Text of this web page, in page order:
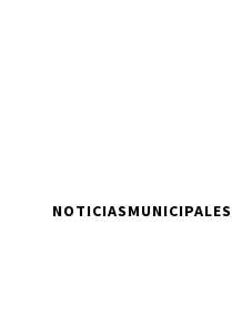
NOTICIASMUNICIPALES